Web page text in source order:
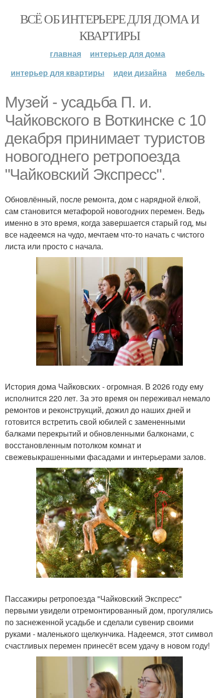
ВСЁ ОБ ИНТЕРЬЕРЕ ДЛЯ ДОМА И
КВАРТИРЫ
главная
интерьер для дома
интерьер для квартиры
идеи дизайна мебель
Музей - усадьба П. и.
Чайковского в Воткинске с 10
декабря принимает туристов
новогоднего ретропоезда
"Чайковский Экспресс".
Обновлённый, после ремонта, дом с нарядной ёлкой,
сам становится метафорой новогодних перемен. Ведь
именно в это время, когда завершается старый год, мы
все надеемся на чудо, мечтаем что-то начать с чистого
листа или просто с начала.
История дома Чайковских - огромная. В 2026 году ему
исполнится 220 лет. За это время он переживал немало
ремонтов и реконструкций, дожил до наших дней и
готовится встретить свой юбилей с замененными
балками перекрытий и обновленными балконами, с
восстановленным потолком комнат и
свежевыкрашенными фасадами и интерьерами залов.
Пассажиры ретропоезда "Чайковский Экспресс"
первыми увидели отремонтированный дом, прогулялись
по заснеженной усадьбе и сделали сувенир своими
руками - маленького щелкунчика. Надеемся, этот символ
счастливых перемен принесёт всем удачу в новом году!